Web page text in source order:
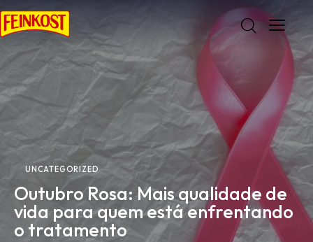
UNCATEGORIZED
Outubro Rosa: Mais qualidade de
vida para quem está enfrentando
o tratamento